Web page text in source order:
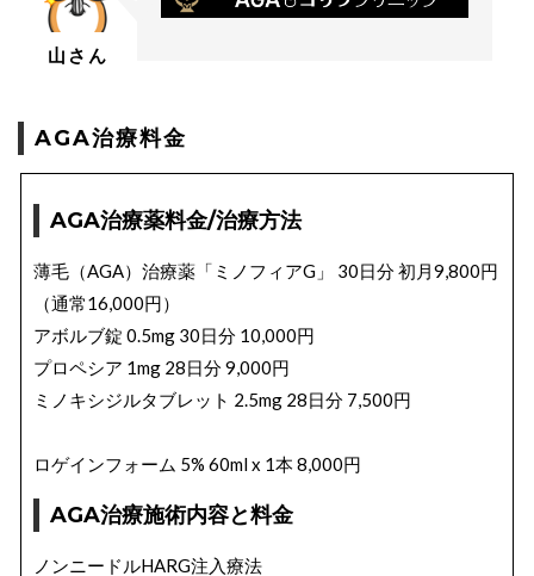
山さん
AGA治療料金
AGA治療薬料金/治療方法
薄毛（AGA）治療薬「ミノフィアG」 30日分 初月9,800円
（通常16,000円）
アボルブ錠 0.5mg 30日分 10,000円
プロペシア 1mg 28日分 9,000円
ミノキシジルタブレット 2.5mg 28日分 7,500円
ロゲインフォーム 5% 60ml x 1本 8,000円
AGA治療施術内容と料金
ノンニードルHARG注入療法